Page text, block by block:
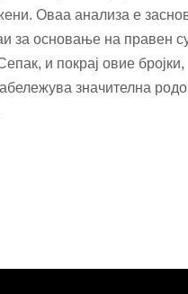
Оваа анализа е
за основање на правен
и покрај овие бројки,
значителна